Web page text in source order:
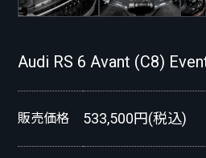
Audi RS 6 Avant (C8)
販売価格 533,500円(税込)